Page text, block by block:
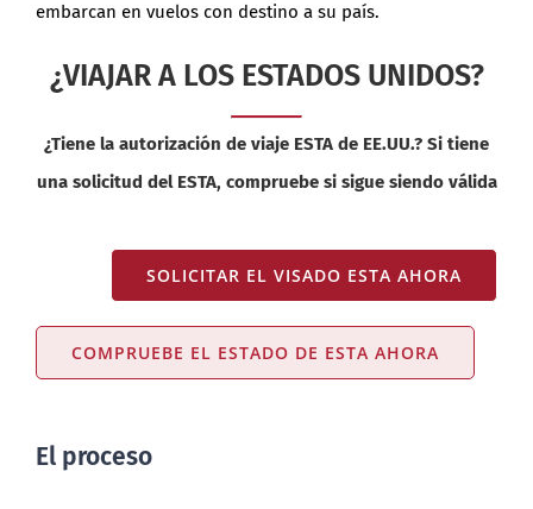
embarcan en vuelos con destino a su país.
¿VIAJAR A LOS ESTADOS UNIDOS?
¿Tiene la autorización de viaje ESTA de EE.UU.? Si tiene
una solicitud del ESTA, compruebe si sigue siendo válida
SOLICITAR EL VISADO ESTA AHORA
COMPRUEBE EL ESTADO DE ESTA AHORA
El proceso